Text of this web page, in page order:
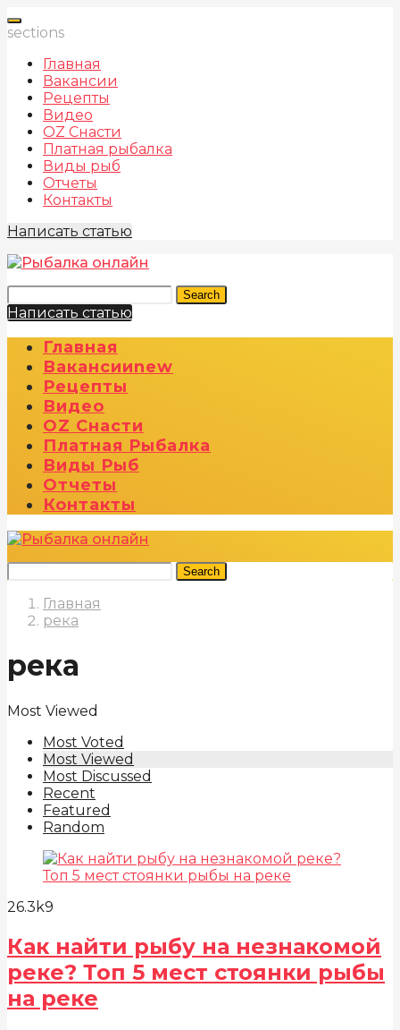
sections
Главная
Вакансии
Рецепты
Видео
OZ Снасти
Платная рыбалка
Виды рыб
Отчеты
Контакты
Написать статью
Search
Написать статью
Главная
ВакансииNew
Рецепты
Видео
OZ Снасти
Платная Рыбалка
Виды Рыб
Отчеты
Контакты
Search
Главная
река
река
Most Viewed
Most Voted
Most Viewed
Most Discussed
Recent
Featured
Random
26.3k9
Как найти рыбу на незнакомой
реке? Топ 5 мест стоянки рыбы
на реке